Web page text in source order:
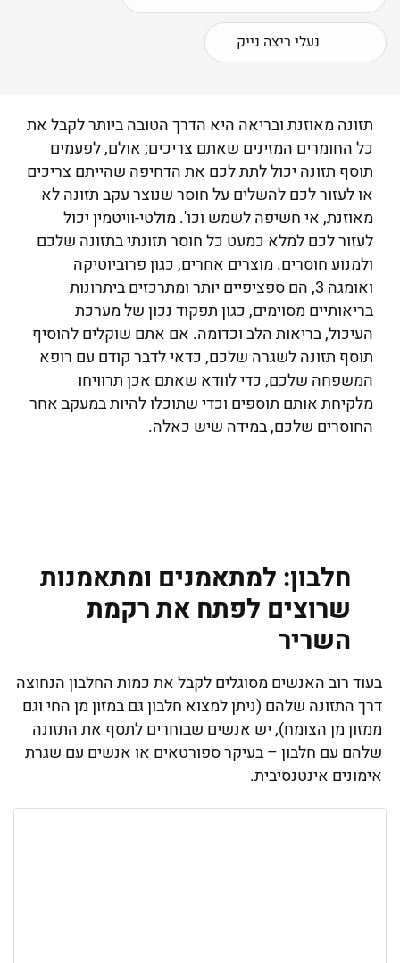
נעלי ריצה נייק
תזונה מאוזנת ובריאה היא הדרך הטובה ביותר לקבל את
כל החומרים המזינים שאתם צריכים; אולם, לפעמים
תוסף תזונה יכול לתת לכם את הדחיפה שהייתם צריכים
או לעזור לכם להשלים על חוסר שנוצר עקב תזונה לא
מאוזנת, אי חשיפה לשמש וכו'. מולטי-וויטמין יכול
לעזור לכם למלא כמעט כל חוסר תזונתי בתזונה שלכם
ולמנוע חוסרים. מוצרים אחרים, כגון פרוביוטיקה
ואומגה 3, הם ספציפיים יותר ומתרכזים ביתרונות
בריאותיים מסוימים, כגון תפקוד נכון של מערכת
העיכול, בריאות הלב וכדומה. אם אתם שוקלים להוסיף
תוסף תזונה לשגרה שלכם, כדאי לדבר קודם עם רופא
המשפחה שלכם, כדי לוודא שאתם אכן תרוויחו
מלקיחת אותם תוספים וכדי שתוכלו להיות במעקב אחר
החוסרים שלכם, במידה שיש כאלה.
חלבון: למתאמנים ומתאמנות
שרוצים לפתח את רקמת
השריר
בעוד רוב האנשים מסוגלים לקבל את כמות החלבון הנחוצה
דרך התזונה שלהם (ניתן למצוא חלבון גם במזון מן החי וגם
ממזון מן הצומח), יש אנשים שבוחרים לתסף את התזונה
שלהם עם חלבון – בעיקר ספורטאים או אנשים עם שגרת
אימונים אינטנסיבית.